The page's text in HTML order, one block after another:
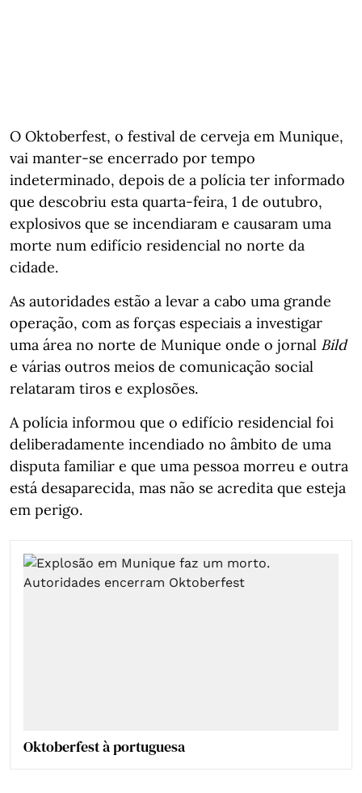
O Oktoberfest, o festival de cerveja em Munique,
vai manter-se encerrado por tempo
indeterminado, depois de a polícia ter informado
que descobriu esta quarta-feira, 1 de outubro,
explosivos que se incendiaram e causaram uma
morte num edifício residencial no norte da
cidade.
As autoridades estão a levar a cabo uma grande
operação, com as forças especiais a investigar
uma área no norte de Munique onde o jornal Bild
e várias outros meios de comunicação social
relataram tiros e explosões.
A polícia informou que o edifício residencial foi
deliberadamente incendiado no âmbito de uma
disputa familiar e que uma pessoa morreu e outra
está desaparecida, mas não se acredita que esteja
em perigo.
Oktoberfest à portuguesa